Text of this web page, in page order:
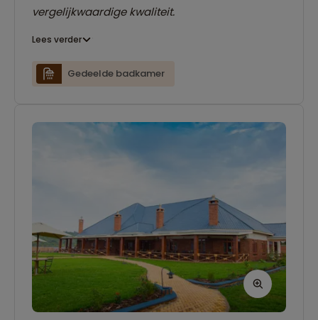
vergelijkwaardige kwaliteit.
Lees verder
Gedeelde badkamer